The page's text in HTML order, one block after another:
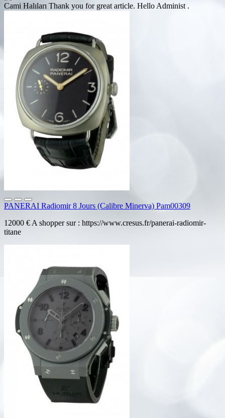
Cami Halıları Thank you for great article. Hello Administ .
PANERAI Radiomir 8 Jours (Calibre Minerva) Pam00309
12000 € A shopper sur : https://www.cresus.fr/panerai-radiomir-
titane